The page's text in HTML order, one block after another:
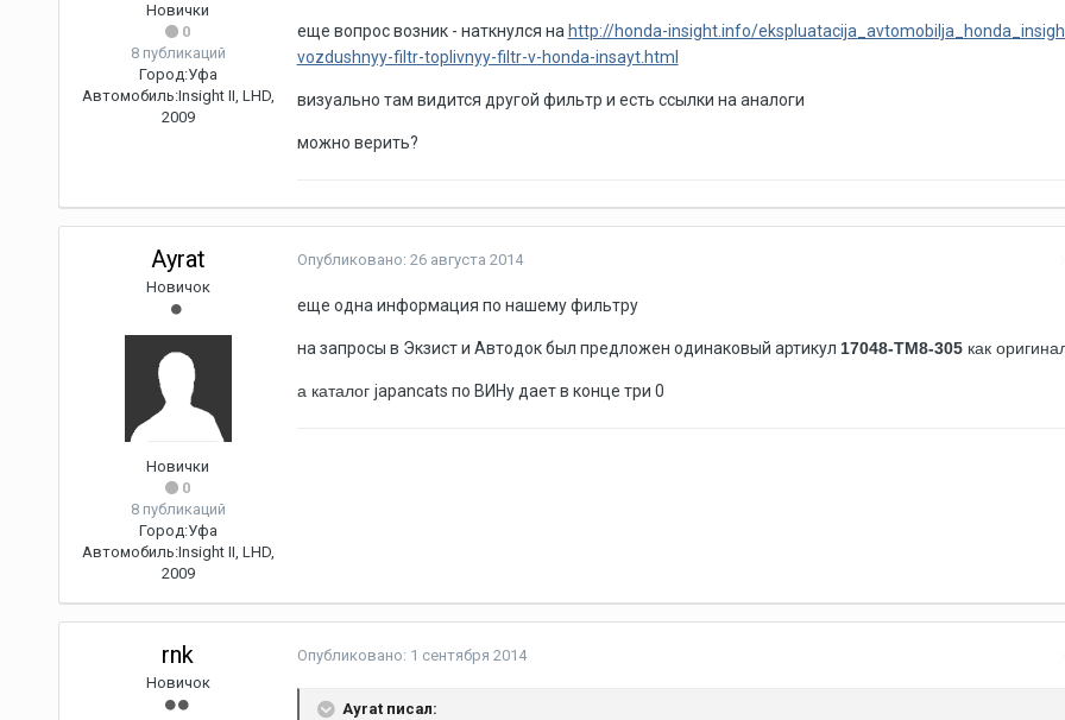
Новички
0
8 публикаций
Город:Уфа
Автомобиль:Insight II, LHD,
2009
еще вопрос возник - наткнулся на http://honda-insight.info/
vozdushnyy-filtr-toplivnyy-filtr-v-honda-insayt.html
визуально там видится другой фильтр и есть ссылки на аналоги
можно верить?
Ayrat
Новичок
Новички
0
8 публикаций
Город:Уфа
Автомобиль:Insight II, LHD,
2009
Опубликовано: 26 августа 2014
еще одна информация по нашему фильтру
на запросы в Экзист и Автодок был предложен одинаковый артикул 17048-TM8-305 как
а каталог japancats по ВИНу дает в конце три 0
rnk
Новичок
Опубликовано: 1 сентября 2014
Ayrat писал: